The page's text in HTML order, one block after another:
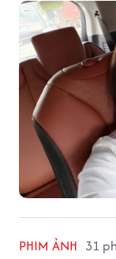
PHIM ẢNH 31